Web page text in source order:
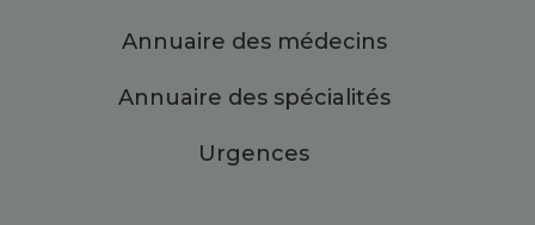
Annuaire des médecins
Annuaire des spécialités
Urgences